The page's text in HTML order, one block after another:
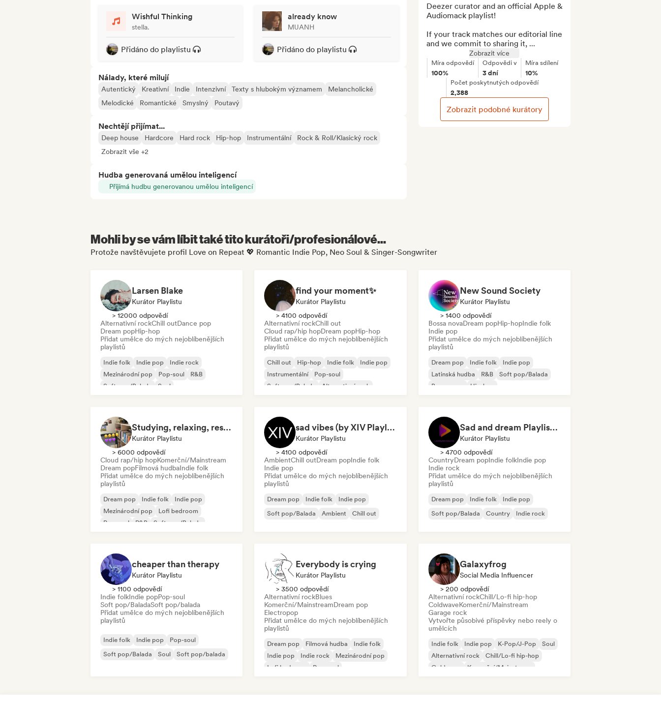
Wishful Thinking
stella.
Přidáno do playlistu
already know
MUANH
Přidáno do playlistu
Nálady, které milují
Autentický Kreativní Indie Intenzivní Texty s hlubokým významem
Melancholické
Melodické
Romantické Smyslný Poutavý
Nechtějí přijímat...
Deep house Hardcore Hard rock Hip-hop Instrumentální
Rock & Roll/Klasický rock
Zobrazit vše +2
Hudba generovaná umělou inteligencí
Přijímá hudbu generovanou umělou inteligencí
Deezer curator and an official Apple &
Audiomack playlist!
If your track matches our editorial line
and we commit to sharing it, ...
Zobrazit více
Míra odpovědí
100%
Odpovědi v
3 dní
Míra sdílení
10%
Počet poskytnutých odpovědí
2,388
Zobrazit podobné kurátory
Mohli by se vám líbit také tito kurátoři/profesionálové...
Protože navštěvujete profil Love on Repeat 💖 Romantic Indie Pop, Neo Soul & Singer-Songwriter
Larsen Blake
Kurátor Playlistu
> 12000 odpovědí
Alternativní rockChill outDance pop
Dream popHip-hop
Přidat umělce do mých nejoblíbenějších
playlistů
Indie folk Indie pop
Indie rock
Mezinárodní pop
Pop-soul
R&B
Soft pop/Balada
Soul
find your moment✨
Kurátor Playlistu
> 4100 odpovědí
Alternativní rockChill out
Cloud rap/hip hopDream popHip-hop
Přidat umělce do mých nejoblíbenějších
playlistů
Chill out Hip-hop Indie folk
Indie pop
Instrumentální
Pop-soul
Soft pop/Balada
Alternativní rock
New Sound Society
Kurátor Playlistu
> 1400 odpovědí
Bossa novaDream popHip-hopIndie folk
Indie pop
Přidat umělce do mých nejoblíbenějších
playlistů
Dream pop Indie folk
Indie pop
Latinská hudba
R&B
Soft pop/Balada
Bossa nova
Hip-hop
Studying, relaxing, resting...
Kurátor Playlistu
> 6000 odpovědí
Cloud rap/hip hopKomerční/Mainstream
Dream popFilmová hudbaIndie folk
Přidat umělce do mých nejoblíbenějších
playlistů
Dream pop Indie folk
Indie pop
Mezinárodní pop
Lofi bedroom
Pop-soul
R&B Soft pop/Balada
sad vibes (by XIV Playlists)
Kurátor Playlistu
> 4100 odpovědí
AmbientChill outDream popIndie folk
Indie pop
Přidat umělce do mých nejoblíbenějších
playlistů
Dream pop Indie folk
Indie pop
Soft pop/Balada
Ambient Chill out
Sad and dream Playlist by Ladaniwski
Kurátor Playlistu
> 4700 odpovědí
CountryDream popIndie folkIndie pop
Indie rock
Přidat umělce do mých nejoblíbenějších
playlistů
Dream pop Indie folk
Indie pop
Soft pop/Balada
Country Indie rock
cheaper than therapy
Kurátor Playlistu
> 1100 odpovědí
Indie folkIndie popPop-soul
Soft pop/BaladaSoft pop/balada
Přidat umělce do mých nejoblíbenějších
playlistů
Indie folk Indie pop
Pop-soul
Soft pop/Balada
Soul Soft pop/balada
Everybody is crying
Kurátor Playlistu
> 3500 odpovědí
Alternativní rockBlues
Komerční/MainstreamDream pop
Electropop
Přidat umělce do mých nejoblíbenějších
playlistů
Dream pop Filmová hudba
Indie folk
Indie pop
Indie rock
Mezinárodní pop
Lofi bedroom
Pop-soul
Galaxyfrog
Social Media Influencer
> 200 odpovědí
Alternativní rockChill/Lo-fi hip-hop
ColdwaveKomerční/Mainstream
Garage rock
Vytvořte působivé příspěvky nebo reely o
umělcích
Indie folk Indie pop K-Pop/J-Pop
Soul
Alternativní rock
Chill/Lo-fi hip-hop
Coldwave
Komerční/Mainstream